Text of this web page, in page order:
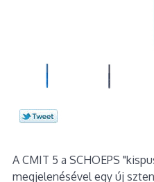
A CMIT 5 a SCHOEPS
megjelenésével egy új